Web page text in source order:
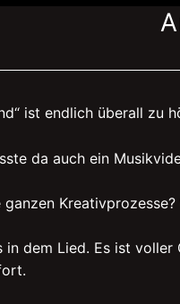
ist endlich überall zu
da auch ein
in dem Lied. Es ist